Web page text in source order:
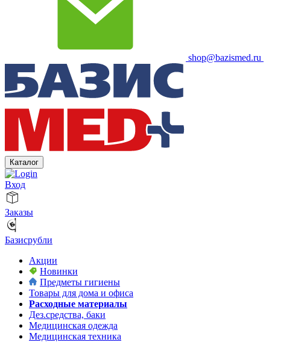
shop@bazismed.ru
Каталог
Вход
Заказы
Базисрубли
Акции
Новинки
Предметы гигиены
Товары для дома и офиса
Расходные материалы
Дез.средства, баки
Медицинская одежда
Медицинская техника